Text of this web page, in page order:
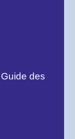
Guide des